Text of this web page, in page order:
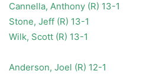
Cannella, Anthony (R) 13-1
Stone, Jeff (R) 13-1
Wilk, Scott (R) 13-1
Anderson, Joel (R) 12-1